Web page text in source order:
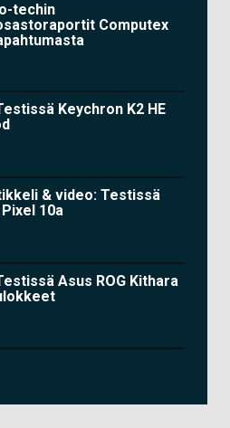
techin
Computex
Keychron K2 HE
& video: Testissä
10a
Asus ROG Kithara